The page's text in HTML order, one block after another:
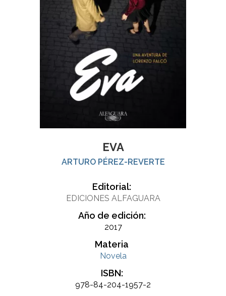
EVA
ARTURO PÉREZ-REVERTE
Editorial:
EDICIONES ALFAGUARA
Año de edición:
2017
Materia
Novela
ISBN:
978-84-204-1957-2